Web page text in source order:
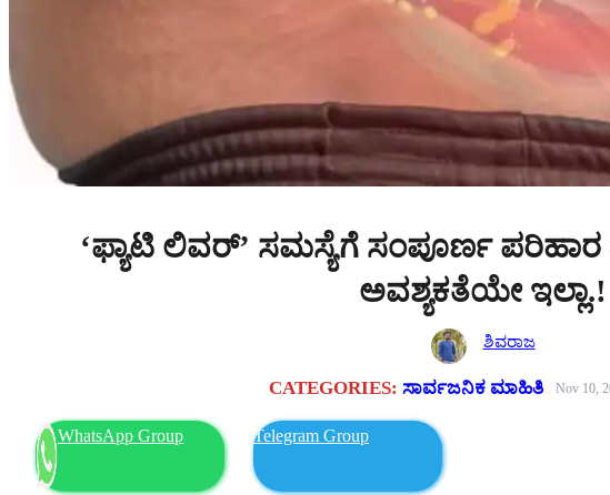
‘ಫ್ಯಾಟಿ ಲಿವರ್’ ಸಮಸ್ಯೆಗೆ ಸಂಪೂರ್ಣ
ಅವಶ್ಯಕತೆಯೇ ಇಲ್ಲಾ.!
ಶಿವರಾಜ
CATEGORIES: ಸಾರ್ವಜನಿಕ ಮಾಹಿತಿ Nov 10,
WhatsApp Group Telegram Group